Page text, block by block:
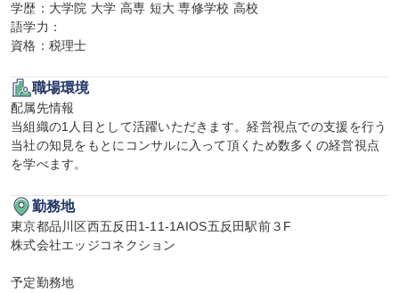
学歴：大学院 大学 高専 短大 専修学校 高校
語学力：
資格：税理士
職場環境
配属先情報
当組織の1人目として活躍いただきます。経営視点での支援を行う
当社の知見をもとにコンサルに入って頂くため数多くの経営視点
を学べます。
勤務地
東京都品川区西五反田1-11-1AIOS五反田駅前３F
株式会社エッジコネクション
予定勤務地